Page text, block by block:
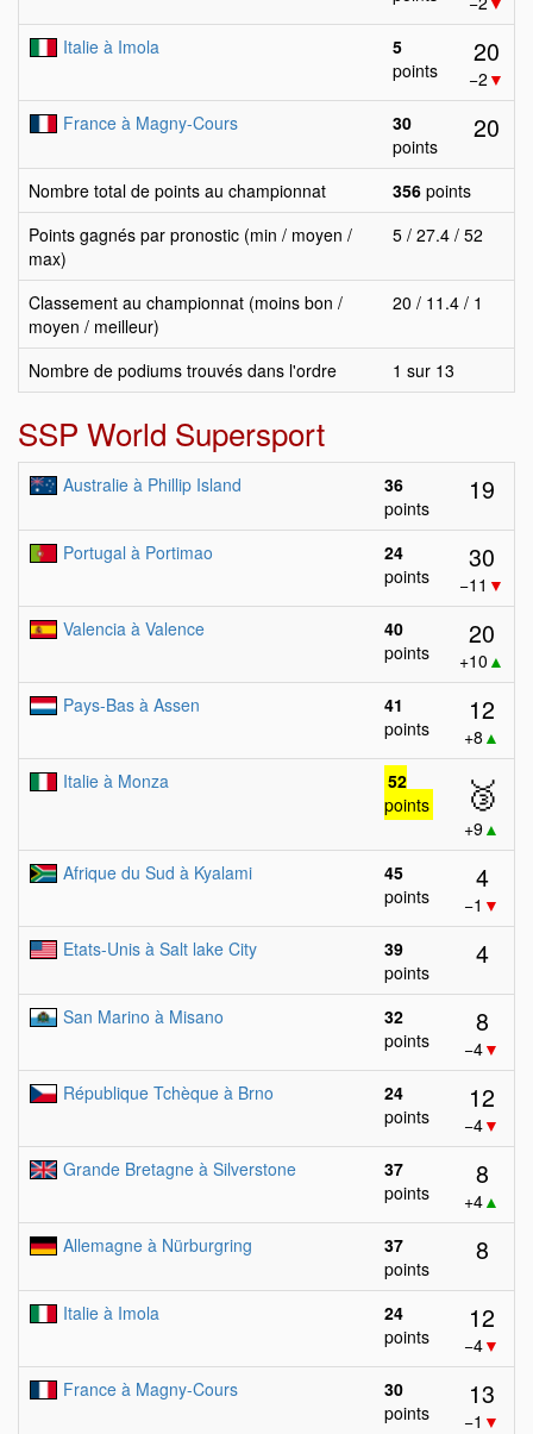
Italie à Imola
5
points
20
−2 ▼
France à Magny-Cours
30
points
20
Nombre total de points au championnat 356 points
Points gagnés par pronostic (min / moyen /
max)
5 / 27.4 / 52
Classement au championnat (moins bon /
moyen / meilleur)
20 / 11.4 / 1
Nombre de podiums trouvés dans l'ordre 1 sur 13
SSP World Supersport
Australie à Phillip Island
36
points
19
Portugal à Portimao
24
points
30
−11 ▼
Valencia à Valence
40
points
20
+10 ▲
Pays-Bas à Assen
41
points
12
+8 ▲
Italie à Monza
52
points
🥉
+9▲
Afrique du Sud à Kyalami
45
points
4
−1 ▼
Etats-Unis à Salt lake City
39
points
4
San Marino à Misano
32
points
8
−4▼
République Tchèque à Brno
24
points
12
−4▼
Grande Bretagne à Silverstone
37
points
8
+4▲
Allemagne à Nürburgring
37
points
8
Italie à Imola
24
points
12
−4▼
France à Magny-Cours
30
points
13
−1 ▼